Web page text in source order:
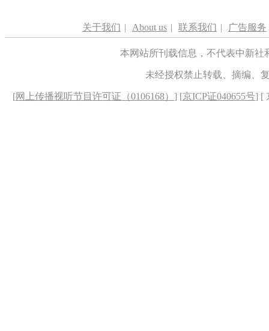
关于我们 | About us | 联系我们 | 广告服务
本网站所刊载信息，不代表中新
未经授权禁止转载、摘编、
[网上传播视听节目许可证（0106168） ] [京ICP证040655号] [